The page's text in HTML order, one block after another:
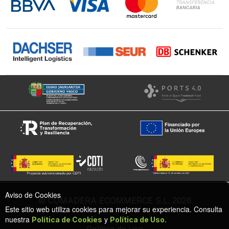
Facebook
© COMADERA ECOMMERCE S.L. 2026
Aviso de Cookies
Este sitio web utiliza cookies para mejorar su experiencia. Consulta
nuestra Política de Cookies y Política de Uso.